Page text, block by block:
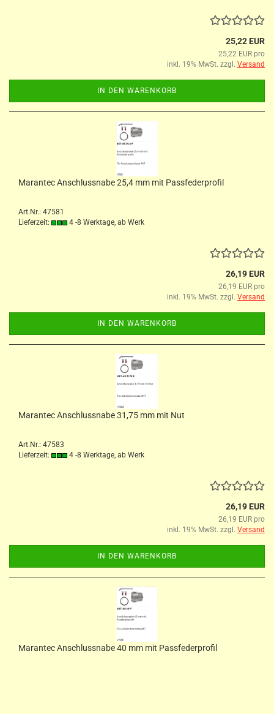
25,22 EUR
25,22 EUR pro
inkl. 19% MwSt. zzgl. Versand
IN DEN WARENKORB
Marantec Anschlussnabe 25,4 mm mit Passfederprofil
Art.Nr.: 47581
Lieferzeit:
4 -8 Werktage, ab Werk
26,19 EUR
26,19 EUR pro
inkl. 19% MwSt. zzgl. Versand
IN DEN WARENKORB
Marantec Anschlussnabe 31,75 mm mit Nut
Art.Nr.: 47583
Lieferzeit:
4 -8 Werktage, ab Werk
26,19 EUR
26,19 EUR pro
inkl. 19% MwSt. zzgl. Versand
IN DEN WARENKORB
Marantec Anschlussnabe 40 mm mit Passfederprofil